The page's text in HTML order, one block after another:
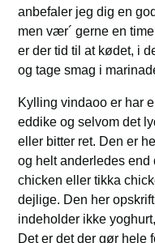
anbefaler jeg dig en
men vær´ gerne en
er der tid til at kødet, i
og tage smag i
Kylling vindaoo er har
eddike og selvom det
eller bitter ret. Den er
og helt anderledes
chicken eller tikka
dejlige. Den her
indeholder ikke
Det er det der gør hele